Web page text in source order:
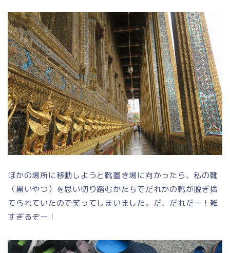
ほかの場所に移動しようと靴置き場に向かったら、私の靴
（黒いやつ）を思い切り踏むかたちでだれかの靴が脱ぎ捨
てられていたので笑ってしまいました。だ、だれだー！雑
すぎるぞー！